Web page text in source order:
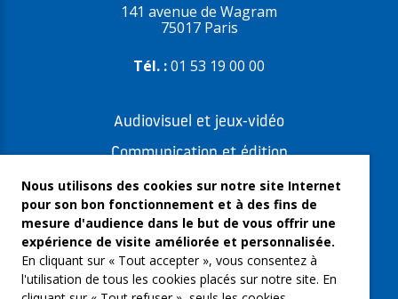
141 avenue de Wagram
75017 Paris
Tél. :01 53 19 00 00
Audiovisuel et jeux-vidéo
Communication et édition
Freelances et artistes-auteurs
Musique et spectacles
Qui sommes-nous ?
Groupe Emargence
Nous utilisons des cookies sur notre site Internet
pour son bon fonctionnement et à des fins de
mesure d'audience dans le but de vous offrir une
expérience de visite améliorée et personnalisée.
En cliquant sur « Tout accepter », vous consentez à
l'utilisation de tous les cookies placés sur notre site. En